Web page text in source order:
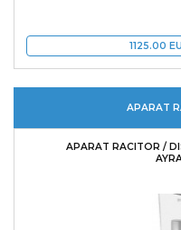
1125.00
APARAT
APARAT RACITOR /